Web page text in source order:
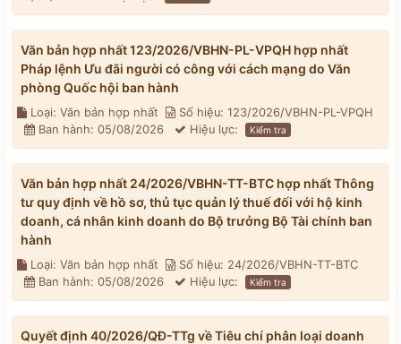
Văn bản hợp nhất 123/2026/VBHN-PL-VPQH hợp nhất
Pháp lệnh Ưu đãi người có công với cách mạng do Văn
phòng Quốc hội ban hành
Loại: Văn bản hợp nhất
Số hiệu: 123/2026/VBHN-PL-VPQH
Ban hành: 05/08/2026
Hiệu lực: Kiểm tra
Văn bản hợp nhất 24/2026/VBHN-TT-BTC hợp nhất Thông
tư quy định về hồ sơ, thủ tục quản lý thuế đối với hộ kinh
doanh, cá nhân kinh doanh do Bộ trưởng Bộ Tài chính ban
hành
Loại: Văn bản hợp nhất
Số hiệu: 24/2026/VBHN-TT-BTC
Ban hành: 05/08/2026
Hiệu lực: Kiểm tra
Quyết định 40/2026/QĐ-TTg về Tiêu chí phân loại doanh